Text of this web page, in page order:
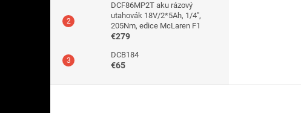
DCF86MP2T aku rázový
utahovák 18V/2*5Ah, 1/4",
205Nm, edice McLaren F1
€279
DCB184
€65